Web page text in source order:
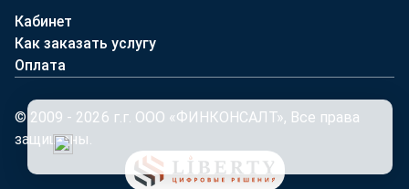
Кабинет
Как заказать услугу
Оплата
© 2009 - 2026 г.г. ООО «ФИНКОНСАЛТ», Все права
защищены.